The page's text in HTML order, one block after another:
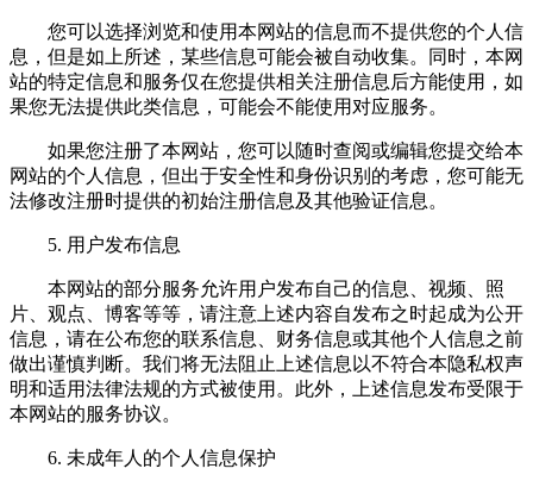
您可以选择浏览和使用本网站的信息而不提供您的个人信
息，但是如上所述，某些信息可能会被自动收集。同时，本网
站的特定信息和服务仅在您提供相关注册信息后方能使用，如
果您无法提供此类信息，可能会不能使用对应服务。
如果您注册了本网站，您可以随时查阅或编辑您提交给本
网站的个人信息，但出于安全性和身份识别的考虑，您可能无
法修改注册时提供的初始注册信息及其他验证信息。
5. 用户发布信息
本网站的部分服务允许用户发布自己的信息、视频、照
片、观点、博客等等，请注意上述内容自发布之时起成为公开
信息，请在公布您的联系信息、财务信息或其他个人信息之前
做出谨慎判断。我们将无法阻止上述信息以不符合本隐私权声
明和适用法律法规的方式被使用。此外，上述信息发布受限于
本网站的服务协议。
6. 未成年人的个人信息保护